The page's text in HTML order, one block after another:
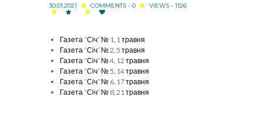
30.01.2021 COMMENTS - 0 VIEWS - 1126
Газета “Січ” № 1, 1 травня
Газета “Січ” № 2, 5 травня
Газета “Січ” № 4, 12 травня
Газета “Січ” № 5, 14 травня
Газета “Січ” № 6, 17 травня
Газета “Січ” № 8, 21 травня